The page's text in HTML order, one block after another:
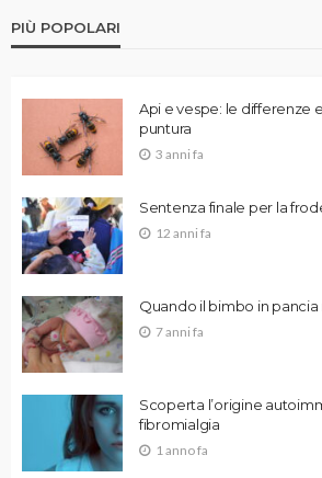
PIÙ POPOLARI
Api e vespe: le differenze
puntura
3 anni fa
Sentenza finale per la
12 anni fa
Quando il bimbo in
7 anni fa
Scoperta l’origine
fibromialgia
1 anno fa